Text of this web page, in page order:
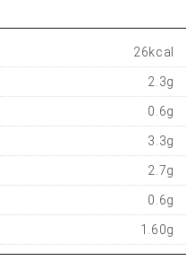
26kcal
2.3g
0.6g
3.3g
2.7g
0.6g
1.60g